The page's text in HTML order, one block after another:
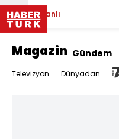
Canlı
Magazin Gündem
Televizyon Dünyadan